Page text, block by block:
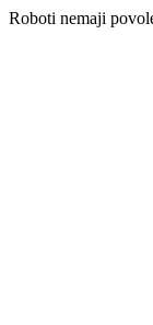
Roboti nemaji